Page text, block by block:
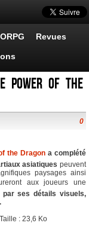
Revues
Power of the
0
the Dragona complété
asiatiques peuvent
paysages ainsi
aux joueurs une
par ses détails visuels,